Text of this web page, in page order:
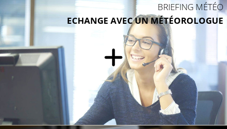
BRIEFING MÉTÉO
ECHANGE AVEC UN MÉTÉOROLOGUE